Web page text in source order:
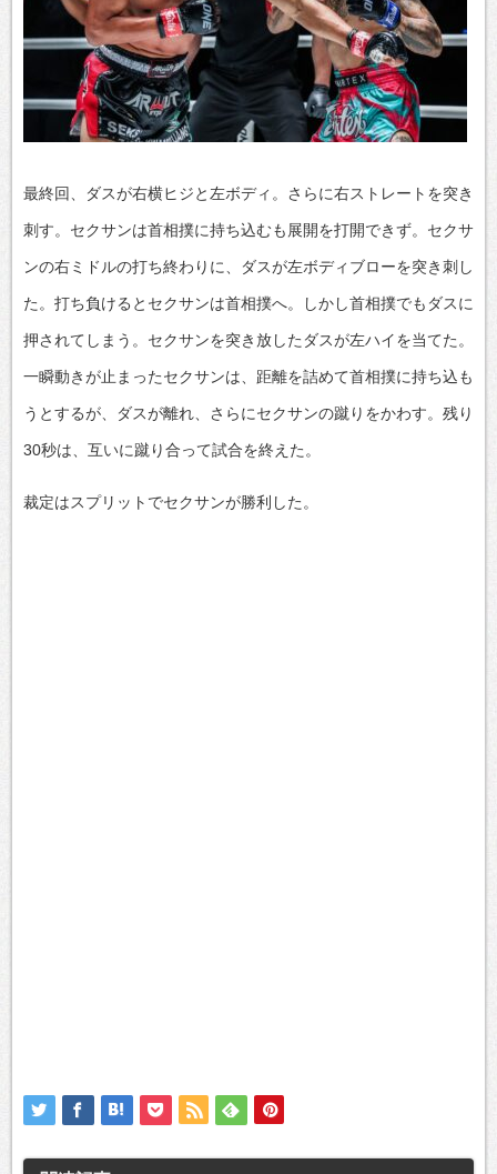
最終回、ダスが右横ヒジと左ボディ。さらに右ストレートを突き
刺す。セクサンは首相撲に持ち込むも展開を打開できず。セクサ
ンの右ミドルの打ち終わりに、ダスが左ボディブローを突き刺し
た。打ち負けるとセクサンは首相撲へ。しかし首相撲でもダスに
押されてしまう。セクサンを突き放したダスが左ハイを当てた。
一瞬動きが止まったセクサンは、距離を詰めて首相撲に持ち込も
うとするが、ダスが離れ、さらにセクサンの蹴りをかわす。残り
30秒は、互いに蹴り合って試合を終えた。
裁定はスプリットでセクサンが勝利した。